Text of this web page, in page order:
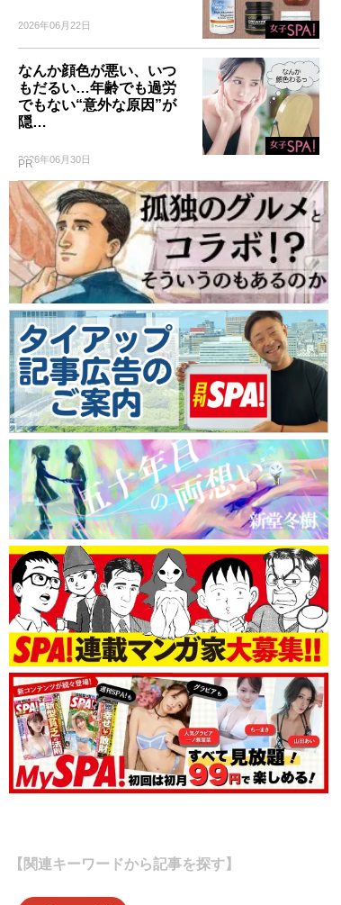
2026年06月22日
なんか顔色が悪い、いつ
もだるい…年齢でも過労
でもない“意外な原因”が
隠…
2026年06月30日
PR
【関連キーワードから記事を探す】